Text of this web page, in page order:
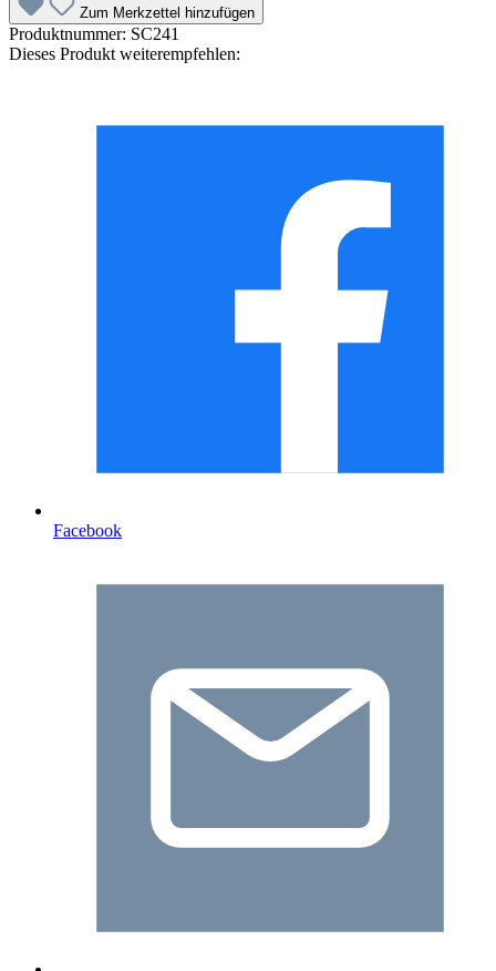
Zum Merkzettel hinzufügen
Produktnummer: SC241
Dieses Produkt weiterempfehlen:
Facebook